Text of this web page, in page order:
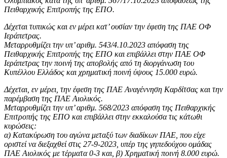
Πειθαρχικής Επιτροπής της ΕΠΟ.
Δέχεται τυπικώς και εν μέρει κατ’ ουσίαν την έφεση της ΠΑΕ ΟΦ
Ιεράπετρας.
Μεταρρυθμίζει την υπ’ αριθμ. 543/4.10.2023 απόφαση της
Πειθαρχικής Επιτροπής της ΕΠΟ και επιβάλλει στην ΠΑΕ ΟΦ
Ιεράπετρας την ποινή της αποβολής από τη διοργάνωση του
Κυπέλλου Ελλάδος και χρηματική ποινή ύψους 15.000 ευρώ.
Δέχεται, εν μέρει, την έφεση της ΠΑΕ Αναγέννηση Καρδίτσας και την
παρέμβαση της ΠΑΕ Αιολικός.
Μεταρρυθμίζει την υπ’ αριθμ. 568/2023 απόφαση της Πειθαρχικής
Επιτροπής της ΕΠΟ και επιβάλλει στην εκκαλούσα τις κάτωθι
κυρώσεις:
α) Κατακύρωση του αγώνα μεταξύ των διαδίκων ΠΑΕ, που είχε
οριστεί να διεξαχθεί στις 27-9-2023, υπέρ της γηπεδούχου ομάδας
ΠΑΕ Αιολικός με τέρματα 0-3 και, β) Χρηματική ποινή 8.000 ευρώ.